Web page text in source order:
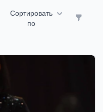
Сортировать
по